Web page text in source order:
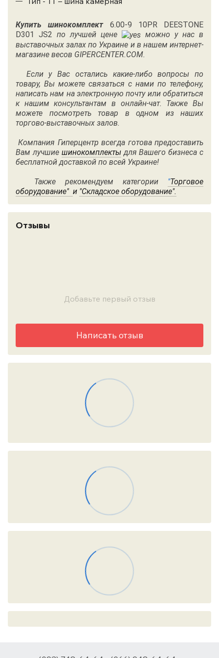
Купить шинокомплект 6.00-9 10PR DEESTONE
D301 JS2 по лучшей цене
можно у нас в
выставочных залах по Украине и в нашем интернет-
магазине весов GIPERCENTER.COM.
Если у Вас остались какие-либо вопросы по
товару, Вы можете связаться с нами по телефону,
написать нам на электронную почту или обратиться
к нашим консультантам в онлайн-чат. Также Вы
можете посмотреть товар в одном из наших
торгово-выставочных залов.
Компания Гиперцентр всегда готова предоставить
Вам лучшие шинокомплектыдля Вашего бизнеса с
бесплатной доставкой по всей Украине!
Также рекомендуем категории "Торговое
оборудование" и "Складское оборудование".
Отзывы
Добавьте первый отзыв
Написать отзыв